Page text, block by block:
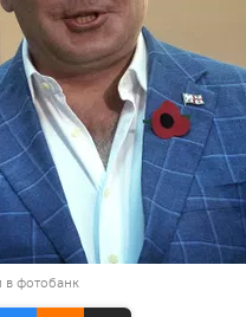
в фотобанк